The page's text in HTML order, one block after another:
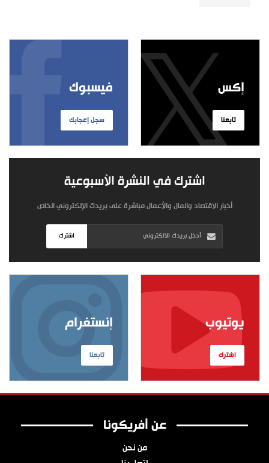
فيسبوك
سجل إعجابك
إكس
تابعنا
اشترك في النشرة الأسبوعية
أخبار الاقتصاد والمال والأعمال مباشرة على بريدك الإلكتروني الخاص
اشترك
إنستغرام
تابعنا
يوتيوب
اشترك
عن أفريكونا
من نحن